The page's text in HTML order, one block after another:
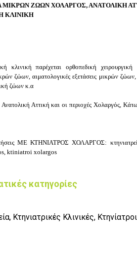
ΜΙΚΡΩΝ ΖΩΩΝ ΧΟΛΑΡΓΟΣ, ΑΝΑΤΟΛΙΚΗ
ΚΛΙΝΙΚΗ
κλινική παρέχεται ορθοπεδική
ζώων, αιματολογικές εξετάσεις μικρών ζώων,
ζώων κ.α
Ανατολική Αττική και οι περιοχές Χολαργός,
ΜΕ ΚΤΗΝΙΑΤΡΟΣ ΧΟΛΑΡΓΟΣ:
ktiniatroi xolargos
κατηγορίες
Κτηνιατρικές Κλινικές, Κτηνίατροι